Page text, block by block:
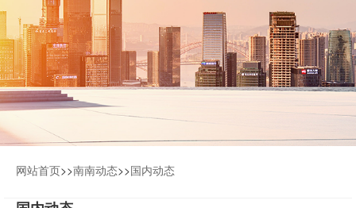
网站首页>>南南动态>>国内动态